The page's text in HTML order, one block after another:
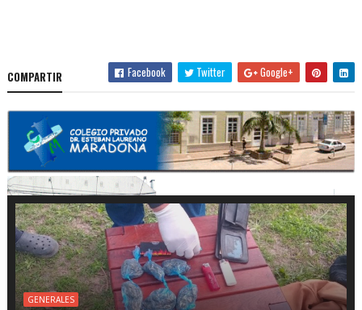
COMPARTIR Facebook Twitter Google+
GENERALES